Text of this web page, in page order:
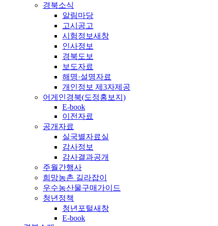
경북소식
알림마당
고시공고
시험정보새창
인사정보
경북도보
보도자료
해명·설명자료
개인정보 제3자제공
어게인경북(도정홍보지)
E-book
이전자료
공개자료
실국별자료실
감사정보
감사결과공개
주월간행사
희망농촌 길라잡이
우수농산물구매가이드
청년정책
청년포털새창
E-book